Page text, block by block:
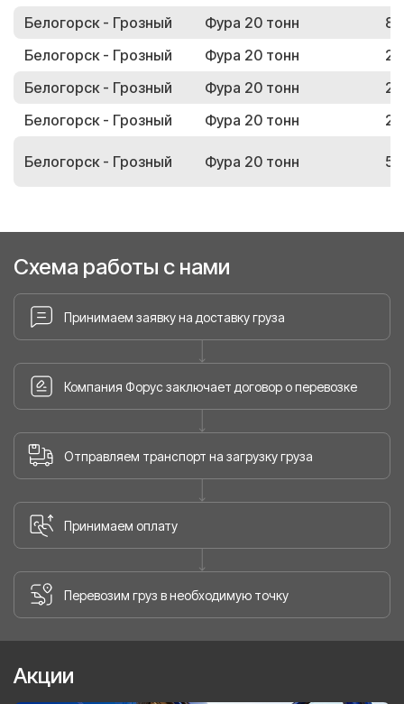
Белогорск - Грозный
Фура 20 тонн
Белогорск - Грозный
Фура 20 тонн
Белогорск - Грозный
Фура 20 тонн
Белогорск - Грозный
Фура 20 тонн
Белогорск - Грозный Фура 20 тонн
Схема работы с нами
Принимаем заявку на доставку груза
Компания Форус заключает договор о перевозке
Отправляем транспорт на загрузку груза
Принимаем оплату
Перевозим груз в необходимую точку
Акции